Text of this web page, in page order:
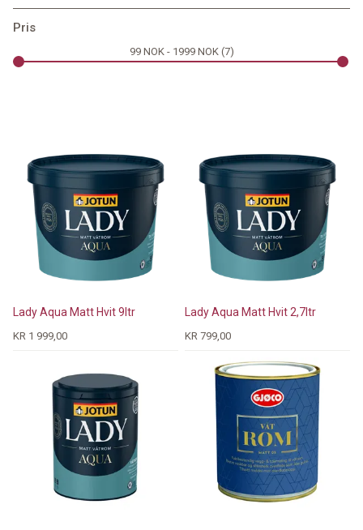
Merke
Løsemiddel
Pris
99 NOK 1999 NOK 7
Lady Aqua Matt Hvit 9ltr
KR 1 999,00
Lady Aqua Matt Hvit 2,7ltr
KR 799,00